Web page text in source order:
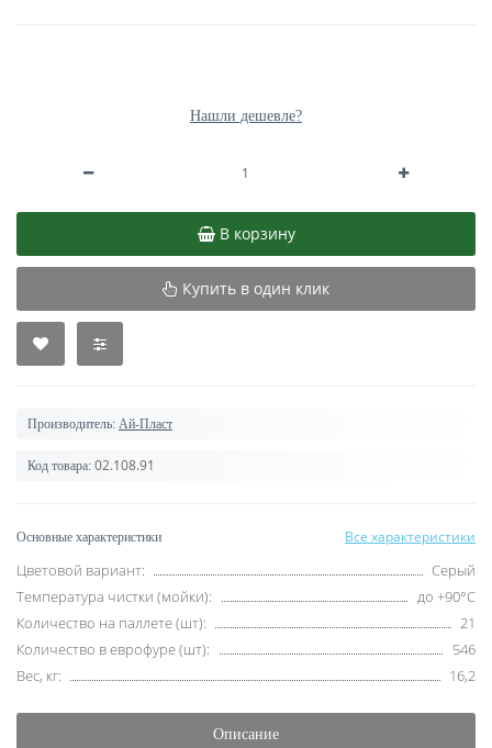
Нашли дешевле?
В корзину
Купить в один клик
Производитель: Ай-Пласт
Код товара: 02.108.91
Основные характеристики Все характеристики
Цветовой вариант:
Серый
Температура чистки (мойки):
до +90°С
Количество на паллете (шт):
21
Количество в еврофуре (шт):
546
Вес, кг:
16,2
Описание